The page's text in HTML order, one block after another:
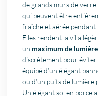
de grands murs de
qui peuvent être
fraîche et aérée pendant
Elles rendent la villa
un maximum de
discrètement pour éviter
équipé d’un élégant
ou d’un puits de lumière
Un élégant sol en